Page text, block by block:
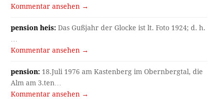
Kommentar ansehen →
pension heis: Das Gußjahr der Glocke ist lt. Foto 1924; d. h.
…
Kommentar ansehen →
pension: 18.Juli 1976 am Kastenberg im Obernbergtal, die
Alm am 3.ten…
Kommentar ansehen →